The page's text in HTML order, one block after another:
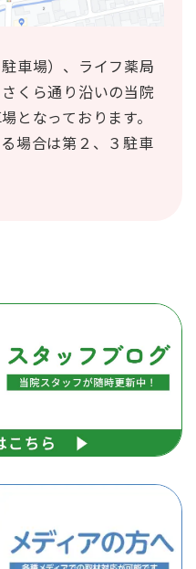
車場）、ライフ薬局
くら通り沿いの当院
となっております。
場合は第２、３駐車